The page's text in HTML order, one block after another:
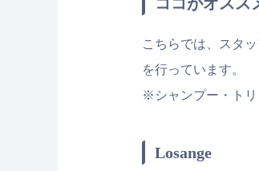
こちらでは、スタ
を行っています。
※シャンプー・トリ
Losange